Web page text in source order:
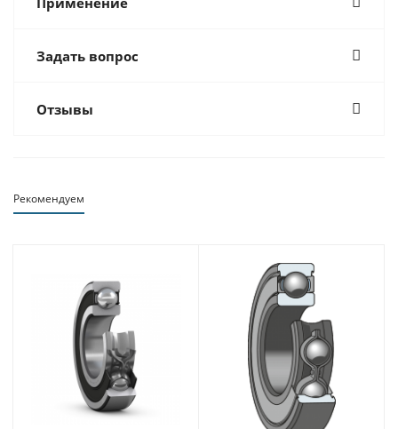
Задать вопрос
Отзывы
Рекомендуем